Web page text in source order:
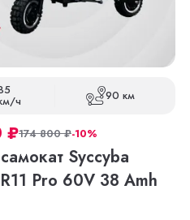
ч 90 км
₽174 800₽-10%
Syccyba
Pro 60V 38 Amh